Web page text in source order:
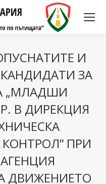
И
ЗА
„МЛАДШИ
В ДИРЕКЦИЯ
ПРИ
ДВИЖЕНИЕТО